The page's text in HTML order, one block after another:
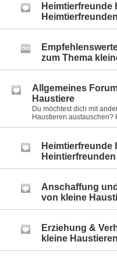
Heimtierfreunde
Heimtierfreunden
zum Thema
Allgemeines
Haustiere
Du möchtest dich mit
Haustieren austauschen?
Heimtierfreunde
Heintierfreunden
Anschaffung
von kleine
Erziehung &
kleine Haustieren